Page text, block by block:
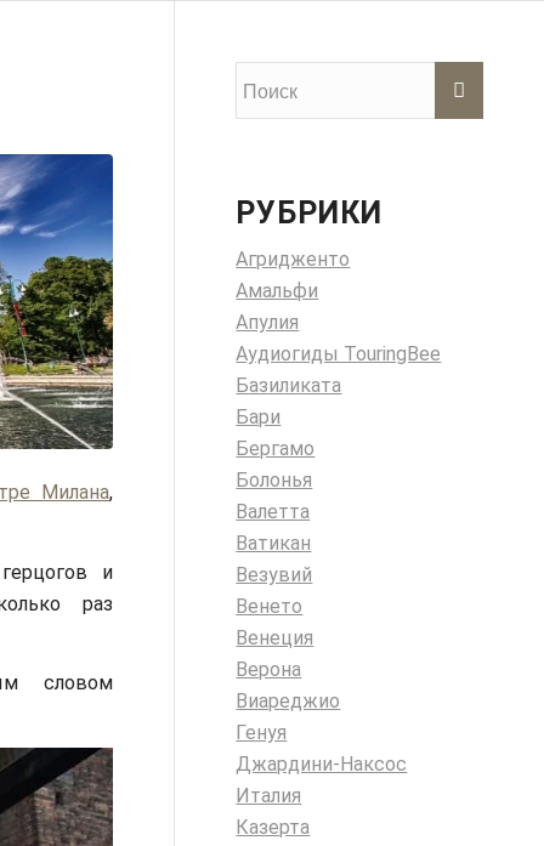
Милана,
и
раз
словом
РУБРИКИ
Агридженто
Амальфи
Апулия
Аудиогиды TouringBee
Базиликата
Бари
Бергамо
Болонья
Валетта
Ватикан
Везувий
Венето
Венеция
Верона
Виареджио
Генуя
Джардини-Наксос
Италия
Казерта